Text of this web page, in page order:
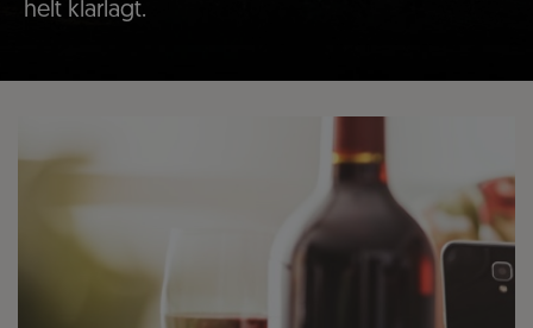
helt klarlagt.